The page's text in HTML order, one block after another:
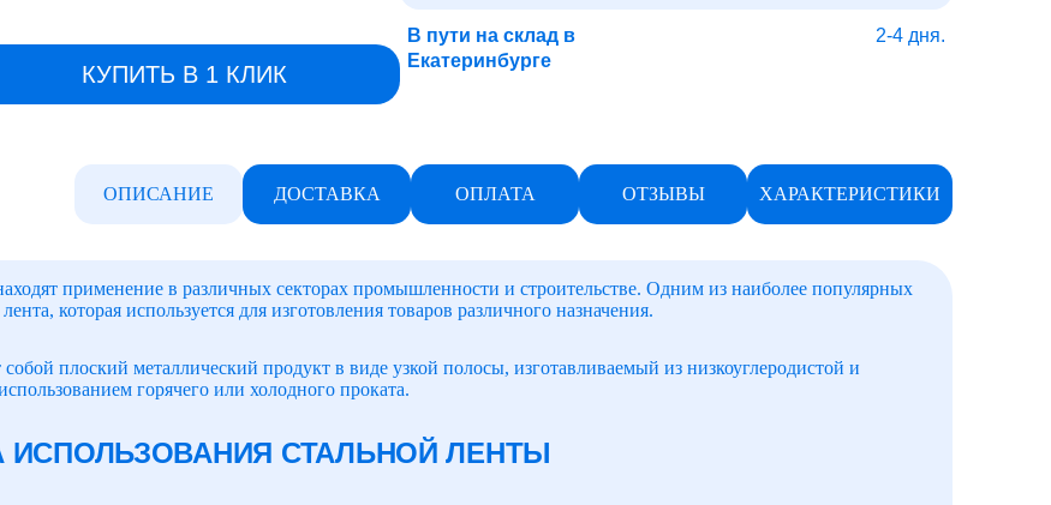
КУПИТЬ В 1 КЛИК
В пути на склад в
Екатеринбурге
2-4 дня.
ОПИСАНИЕ ДОСТАВКА ОПЛАТА ОТЗЫВЫ ХАРАКТЕРИСТИКИ
применение в различных секторах промышленности и строительстве. Одним из наиболее популярных
которая используется для изготовления товаров различного назначения.
собой плоский металлический продукт в виде узкой полосы, изготавливаемый из низкоуглеродистой и
горячего или холодного проката.
ИСПОЛЬЗОВАНИЯ СТАЛЬНОЙ ЛЕНТЫ